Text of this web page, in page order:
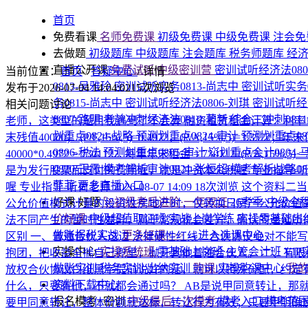
首页
免费看课 名师免费课 初级免费课 中级免费课 注会
去做题 初级题库 中级题库 注会题库 税务师题库 经
直播公开课免费试听|中级密训营 密训试听经济法
0813-吴雅玲密训试听实务0813-尚志中 密训试听实
务0815-尚志中 密训试听经济法0806-刘琪 密训试听
0807-路明考前冲刺经济法0810-著新综合二冲刺
划重点0824-战略预测划重点0824-审计预测划重点
0806-税法 预测划重点0805-审计💥划重点会计0804-
0820-王霞模考解析审计0821-张恒超模考解析战略
菲菲更多直播入口
好课·好题🚀初级考后进阶·一年双证26考季·中级全
价好课中级超值取证班实战上岗学练实操零基础出
做账报税实战更多好课>>>→进入选课中心
实操中心实操系统班零基础上岗班主管会计班VIP
做账实训税务实训出纳实训购课实操购课中心我
资料下载中心
报名模考+密训中级最后一次模考模考入口模考范
当前位置：首页/答疑中心/详情
发布于2026-07-04 14:04:0215次浏览
相关问题讨论
老师，这类型的题目我遇到了不会算融资租赁租金计算：利率
末残值40000； (P/F,15%,5)=0.4972，(P/A,15%,5)=3.3522；
40000*0.4972 = 730112 ​ 2. 每年年末租金 = 730112 /(P/A,15%,5)
是为发行股票而支付的费用喔，就是冲资本公积喔专业指导-
喔 专业指导-听荷老师2026-08-07 14:09 18次浏览 这个资料二
公允价值模式计量的投资性房地产时，仅转换日房产公允价
法不同产生的暂时性差异，属于常规税会差异，确认的递延
区别 一、普通合伙人这边 法律硬性红线：合伙协议绝对不能
抱团，把收益全揣自己兜里，抛开其他普通合伙人。 二、有
放权合伙协议白纸黑字提前说好的话，就可以特殊分配，约定
什么，只要有他，不就都会通过吗？ AB是说甲同意转让，那
要甲同意转让，整体份额就达标，转让行为有效；只要甲明